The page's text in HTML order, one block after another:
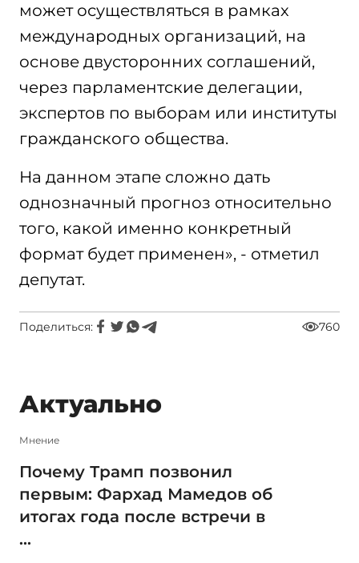
может осуществляться в рамках
международных организаций, на
основе двусторонних соглашений,
через парламентские делегации,
экспертов по выборам или институты
гражданского общества.
На данном этапе сложно дать
однозначный прогноз относительно
того, какой именно конкретный
формат будет применен», - отметил
депутат.
Поделиться: 760
Актуально
Мнение
Почему Трамп позвонил
первым: Фархад Мамедов об
итогах года после встречи в
...